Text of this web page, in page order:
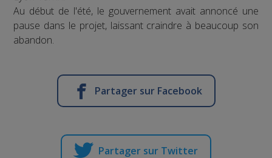
Au début de l'été, le gouvernement avait annoncé une
pause dans le projet, laissant craindre à beaucoup son
abandon.
Partager sur Facebook
Partager sur Twitter